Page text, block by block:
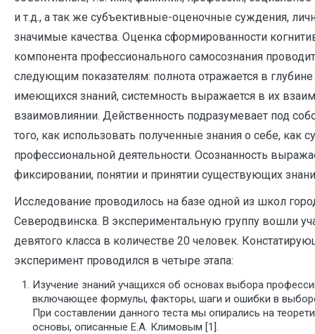
и т.д., а так же субъективные-оценочные суждения,
значимые качества. Оценка сформированности
компонента профессионального самосознания
следующим показателям: полнота отражается в
имеющихся знаний, системность выражается в их
взаимовлиянии. Действенность подразумевает под
того, как использовать полученные знания о себе, как
профессиональной деятельности. Осознанность
фиксировании, понятии и принятии существующих
Исследование проводилось на базе одной из школ
Северодвинска. В экспериментальную группу вошли
девятого класса в количестве 20 человек.
эксперимент проводился в четыре этапа:
Изучение знаний учащихся об основах выбора
включающее формулы, факторы, шаги и ошибки в
При составлении данного теста мы опирались на
основы, описанные Е.А. Климовым [1].